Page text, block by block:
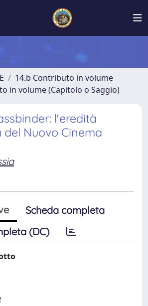
14.b Contributo in volume
in volume (Capitolo o Saggio)
l'eredità
Nuovo Cinema
Scheda completa
(DC)